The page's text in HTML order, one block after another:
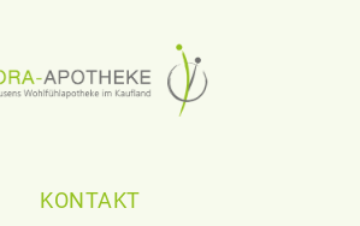
KONTAKT